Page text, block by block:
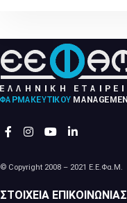
© Copyright 2008 – 2021 Ε.Ε.Φα.Μ.
ΣΤΟΙΧΕΊΑ ΕΠΙΚΟΙΝΩΝΊΑΣ